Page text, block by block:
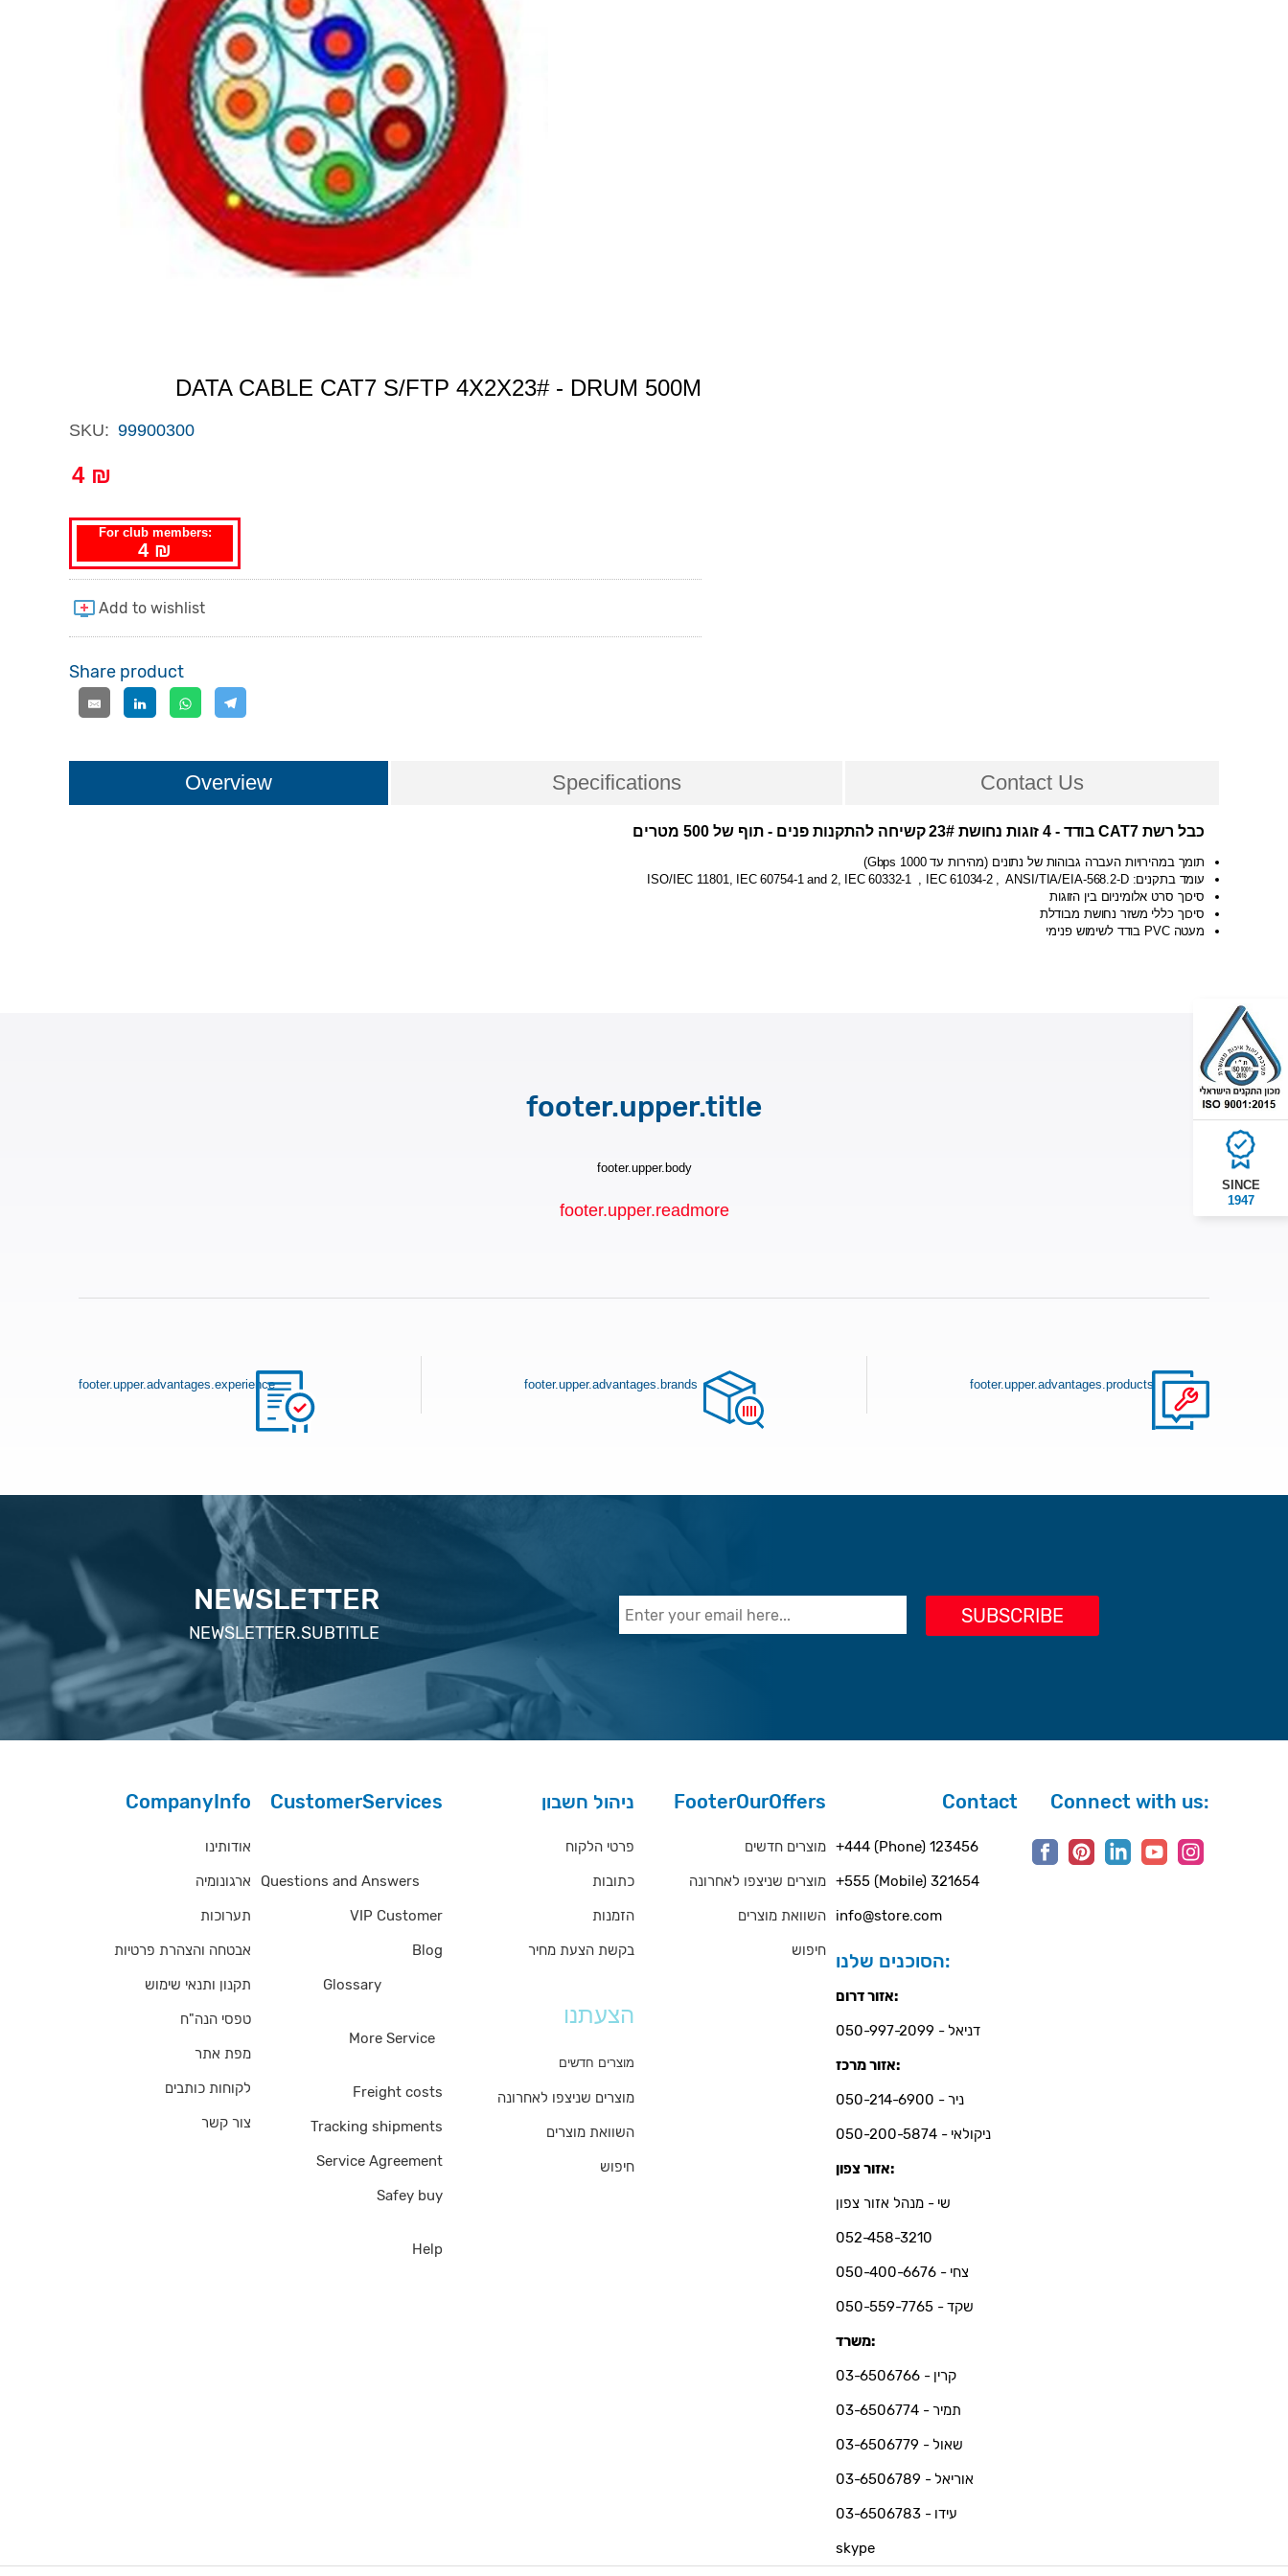
DATA CABLE CAT7 S/FTP 4X2X23# - DRUM 500M
SKU: 99900300
4 ₪
For club members:
4 ₪
Share product
Overview Specifications Contact Us
כבל רשת CAT7 בודד - 4 זוגות נחושת 23#קשיחה להתקנות פנים - תוף של 500 מטרים
תומך במהירויות העברה גבוהות של נתונים (מהירות עד 1000 Gbps)
עומד בתקנים:
ISO/IEC 11801, IEC 60754-1 and 2, IEC 60332-1 IEC 61034-2 ,
ANSI/TIA/EIA-568.2-D
סיכוך סרט אלומיניום בין הזוגות
סיכוך כללי משזר נחושת מבודלת
מעטה PVC בודד לשימוש פנימי
SINCE
1947
footer.upper.title
footer.upper.body
footer.upper.readmore
footer.upper.advantages.experience footer.upper.advantages.brands footer.upper.advantages.products
NEWSLETTER
NEWSLETTER.SUBTITLE
CompanyInfo
אודותינו
ארגונומיה
תערוכות
אבטחה והצהרת פרטיות
תקנון ותנאי שימוש
טפסי הנה"ח
מפת אתר
לקוחות כותבים
צור קשר
CustomerServices
Questions and Answers
VIP Customer
Blog
Glossary
More Service
Freight costs
Tracking shipments
Service Agreement
Safey buy
Help
ניהול חשבון
פרטי הלקוח
כתובות
הזמנות
בקשת הצעת מחיר
הצעתנו
מוצרים חדשים
מוצרים שניצפו לאחרונה
השוואת מוצרים
חיפוש
FooterOurOffers
מוצרים חדשים
מוצרים שניצפו לאחרונה
השוואת מוצרים
חיפוש
Contact
+444 (Phone) 123456
+555 (Mobile) 321654
info@store.com
הסוכנים שלנו:
אזור דרום:
דניאל - 050-997-2099
אזור מרכז:
ניר - 050-214-6900
ניקולאי - 050-200-5874
אזור צפון:
שי - מנהל אזור צפון
052-458-3210
צחי - 050-400-6676
שקד - 050-559-7765
משרד:
קרין - 03-6506766
תמיר - 03-6506774
שאול - 03-6506779
אוריאל - 03-6506789
עידו - 03-6506783
skype
Connect with us: